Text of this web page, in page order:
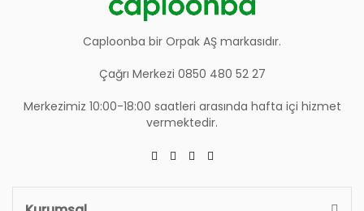
Caploonba bir Orpak AŞ markasıdır.
Çağrı Merkezi 0850 480 52 27
Merkezimiz 10:00-18:00 saatleri arasında hafta içi hizmet
vermektedir.